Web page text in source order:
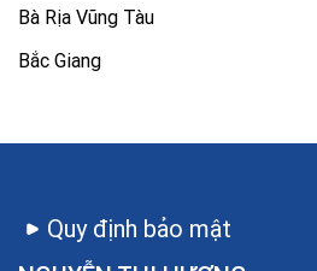
Bà Rịa Vũng Tàu
Bắc Giang
Quy định bảo mật